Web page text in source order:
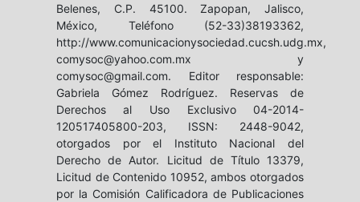
Belenes, C.P. 45100. Zapopan, Jalisco,
México, Teléfono (52-33)38193362,
http://www.comunicacionysociedad.cucsh.udg.mx,
comysoc@yahoo.com.mx y
comysoc@gmail.com. Editor responsable:
Gabriela Gómez Rodríguez. Reservas de
Derechos al Uso Exclusivo 04-2014-
120517405800-203, ISSN: 2448-9042,
otorgados por el Instituto Nacional del
Derecho de Autor. Licitud de Título 13379,
Licitud de Contenido 10952, ambos otorgados
por la Comisión Calificadora de Publicaciones